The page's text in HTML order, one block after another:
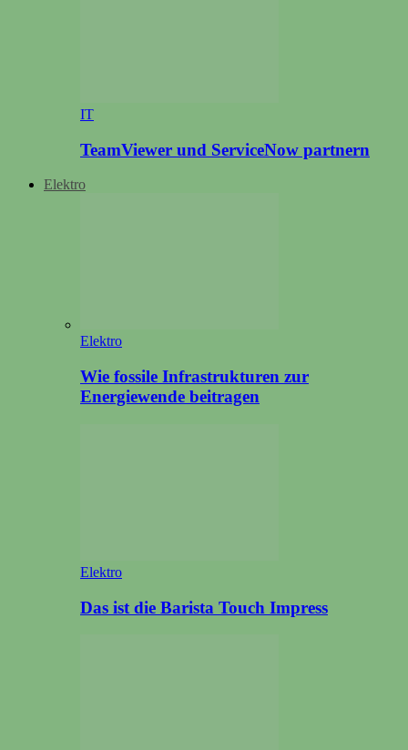
IT
TeamViewer und ServiceNow partnern
Elektro
Elektro
Wie fossile Infrastrukturen zur
Energiewende beitragen
Elektro
Das ist die Barista Touch Impress